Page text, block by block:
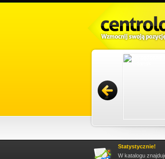
trzeba zareklamować się w sieci. Jest to
i docierać z propozycjami do wielkiego
Statystycznie!
W katalogu